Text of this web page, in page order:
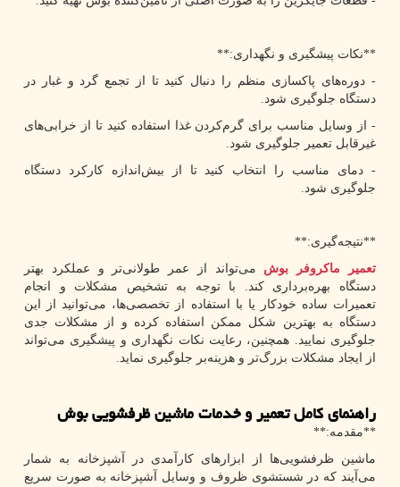
**نکات پیشگیری و نگهداری:**
- دوره‌های پاکسازی منظم را دنبال کنید تا از تجمع گرد و غبار در
دستگاه جلوگیری شود.
- از وسایل مناسب برای گرم‌کردن غذا استفاده کنید تا از خرابی‌های
غیرقابل تعمیر جلوگیری شود.
- دمای مناسب را انتخاب کنید تا از بیش‌اندازه کارکرد دستگاه
جلوگیری شود.
**نتیجه‌گیری:**
تعمیر ماکروفر بوش می‌تواند از عمر طولانی‌تر و عملکرد بهتر
دستگاه بهره‌برداری کند. با توجه به تشخیص مشکلات و انجام
تعمیرات ساده خودکار یا با استفاده از تخصصی‌ها، می‌توانید از این
دستگاه به بهترین شکل ممکن استفاده کرده و از مشکلات جدی
جلوگیری نمایید. همچنین، رعایت نکات نگهداری و پیشگیری می‌تواند
از ایجاد مشکلات بزرگ‌تر و هزینه‌بر جلوگیری نماید.
راهنمای کامل تعمیر و خدمات ماشین ظرفشویی بوش
**مقدمه:**
ماشین ظرفشویی‌ها از ابزارهای کارآمدی در آشپزخانه به شمار
می‌آیند که در شستشوی ظروف و وسایل آشپزخانه به صورت سریع